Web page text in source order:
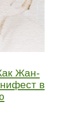
Жан-
в